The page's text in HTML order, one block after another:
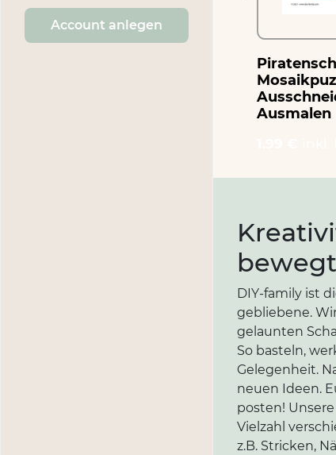
Account anlegen
Ausmalen
DIY-family ist
gebliebene.
gelaunten
So basteln,
Gelegenheit.
neuen Ideen.
posten!
Vielzahl
z.B. Stricken,